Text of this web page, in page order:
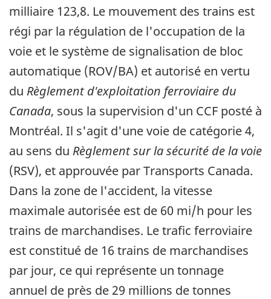
milliaire 123,8. Le mouvement des trains est
régi par la régulation de l'occupation de la
voie et le système de signalisation de bloc
automatique (ROV/BA) et autorisé en vertu
du Règlement d'exploitation ferroviaire du
Canada, sous la supervision d'un CCF posté à
Montréal. Il s'agit d'une voie de catégorie 4,
au sens du Règlement sur la sécurité de la voie
(RSV), et approuvée par Transports Canada.
Dans la zone de l'accident, la vitesse
maximale autorisée est de 60 mi/h pour les
trains de marchandises. Le trafic ferroviaire
est constitué de 16 trains de marchandises
par jour, ce qui représente un tonnage
annuel de près de 29 millions de tonnes